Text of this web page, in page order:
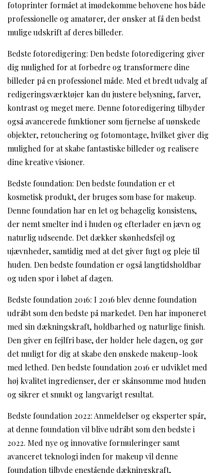
fotoprinter formået at imødekomme behovene hos både
professionelle og amatører, der ønsker at få den bedst
mulige udskrift af deres billeder.
Bedste fotoredigering: Den bedste fotoredigering giver
dig mulighed for at forbedre og transformere dine
billeder på en professionel måde. Med et bredt udvalg af
redigeringsværktøjer kan du justere belysning, farver,
kontrast og meget mere. Denne fotoredigering tilbyder
også avancerede funktioner som fjernelse af uønskede
objekter, retouchering og fotomontage, hvilket giver dig
mulighed for at skabe fantastiske billeder og realisere
dine kreative visioner.
Bedste foundation: Den bedste foundation er et
kosmetisk produkt, der bruges som base for makeup.
Denne foundation har en let og behagelig konsistens,
der nemt smelter ind i huden og efterlader en jævn og
naturlig udseende. Det dækker skønhedsfejl og
ujævnheder, samtidig med at det giver fugt og pleje til
huden. Den bedste foundation er også langtidsholdbar
og uden spor i løbet af dagen.
Bedste foundation 2016: I 2016 blev denne foundation
udråbt som den bedste på markedet. Den har imponeret
med sin dækningskraft, holdbarhed og naturlige finish.
Den giver en fejlfri base, der holder hele dagen, og gør
det muligt for dig at skabe den ønskede makeup-look
med lethed. Den bedste foundation 2016 er udviklet med
høj kvalitet ingredienser, der er skånsomme mod huden
og sikrer et smukt og langvarigt resultat.
Bedste foundation 2022: Anmeldelser og eksperter spår,
at denne foundation vil blive udråbt som den bedste i
2022. Med nye og innovative formuleringer samt
avanceret teknologi inden for makeup vil denne
foundation tilbyde enestående dækningskraft,